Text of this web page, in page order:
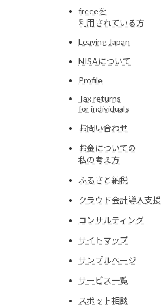
freeeを
利用されている方
Leaving Japan
NISAについて
Profile
Tax returns
for individuals
お問い合わせ
お金についての
私の考え方
ふるさと納税
クラウド会計導入支援
コンサルティング
サイトマップ
サンプルページ
サービス一覧
スポット相談